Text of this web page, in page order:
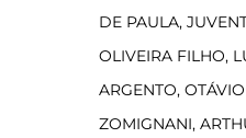
DE PAULA,
OLIVEIRA FILHO,
ARGENTO,
ZOMIGNANI,